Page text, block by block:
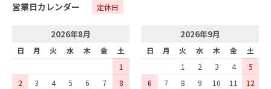
営業日カレンダー 定休日
2026年8月
日 月 火 水 木 金
土
1
2
3 4 5 6 7
8
2026年9月
日 月 火 水 木 金
土
1
2 3 4
5
6
7 8 9 10 11
12